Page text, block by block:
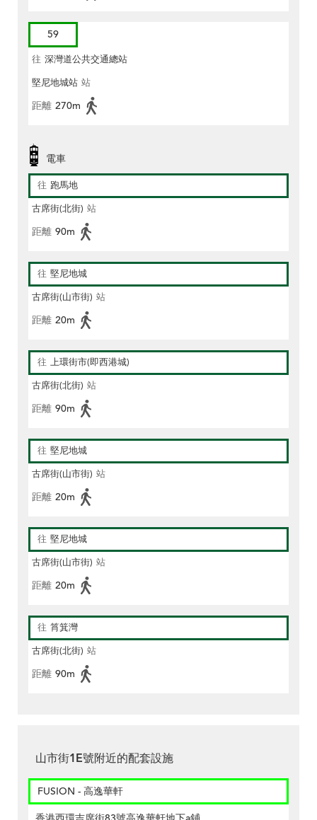
59
往 深灣道公共交通總站
堅尼地城站 站
距離 270m
電車
往 跑馬地
古席街(北街) 站
距離 90m
往 堅尼地城
古席街(山市街) 站
距離 20m
往 上環街市(即西港城)
古席街(北街) 站
距離 90m
往 堅尼地城
古席街(山市街) 站
距離 20m
往 堅尼地城
古席街(山市街) 站
距離 20m
往 筲箕灣
古席街(北街) 站
距離 90m
山市街1E號附近的配套設施
FUSION - 高逸華軒